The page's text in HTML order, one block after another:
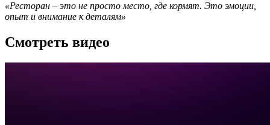
«Ресторан – это не просто место, где кормят. Это эмоции,
опыт и внимание к деталям»
Смотреть видео